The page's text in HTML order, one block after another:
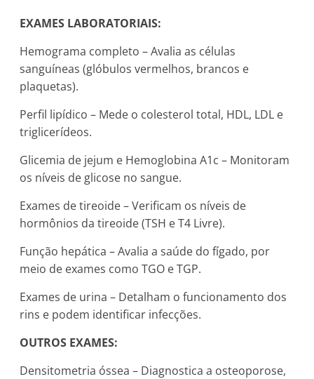
EXAMES LABORATORIAIS:
Hemograma completo – Avalia as células
sanguíneas (glóbulos vermelhos, brancos e
plaquetas).
Perfil lipídico – Mede o colesterol total, HDL, LDL e
triglicerídeos.
Glicemia de jejum e Hemoglobina A1c – Monitoram
os níveis de glicose no sangue.
Exames de tireoide – Verificam os níveis de
hormônios da tireoide (TSH e T4 Livre).
Função hepática – Avalia a saúde do fígado, por
meio de exames como TGO e TGP.
Exames de urina – Detalham o funcionamento dos
rins e podem identificar infecções.
OUTROS EXAMES:
Densitometria óssea – Diagnostica a osteoporose,